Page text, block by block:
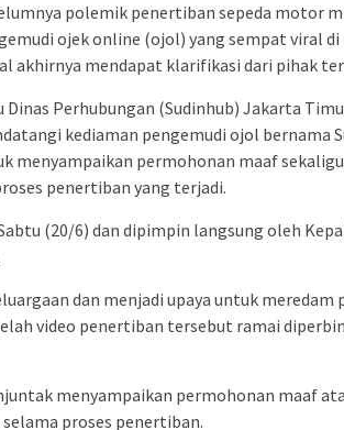
polemik penertiban sepeda motor
ojek online (ojol) yang sempat viral di
akhirnya mendapat klarifikasi dari pihak
Dinas Perhubungan (Sudinhub) Jakarta
kediaman pengemudi ojol bernama
menyampaikan permohonan maaf
penertiban yang terjadi.
(20/6) dan dipimpin langsung oleh
dan menjadi upaya untuk meredam
video penertiban tersebut ramai
menyampaikan permohonan maaf
proses penertiban.